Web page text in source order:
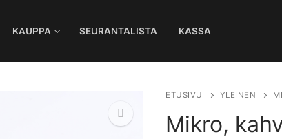
KAUPPA SEURANTALISTA KASSA
ETUSIVU YLEINEN
Mikro,